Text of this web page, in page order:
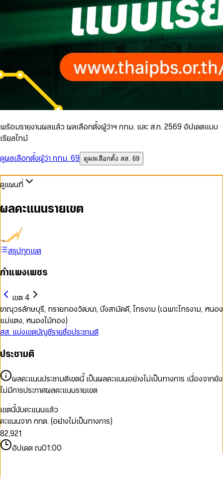
พร้อมรายงานผลแล้ว ผลเลือกตั้งผู้ว่าฯ กทม. และ ส.ก. 2569 อัปเดตแบบ
เรียลไทม์
ดูผลเลือกตั้งผู้ว่า กทม. 69
ดูผลเลือกตั้ง สส. 69
ดูแผนที่
ผลคะแนนรายเขต
สรุปทุกเขต
กำแพงเพชร
เขต 4
ขาณุวรลักษบุรี, ทรายทองวัฒนา, บึงสามัคคี, ไทรงาม (เฉพาะไทรงาม, หนอง
แม่แตง, หนองไม้กอง)
สส. แบ่งเขตบัญชีรายชื่อประชามติ
ประชามติ
ผลคะแนนประชามติเขตนี้ เป็นผลคะแนนอย่างไม่เป็นทางการ เนื่องจากยัง
ไม่มีการประกาศผลคะแนนรายเขต
เขตนี้นับคะแนนแล้ว
คะแนนจาก กกต. (อย่างไม่เป็นทางการ)
0
1
2
3
4
5
6
7
8
9
0
1
2
3
4
,
0
1
2
3
4
5
6
7
8
9
0
1
2
3
4
0
1
2
3
อัปเดต ณ01:00